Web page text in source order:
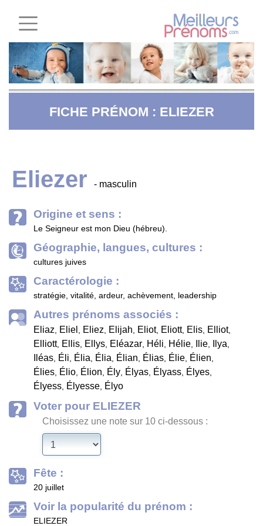
FICHE PRÉNOM : ELIEZER
Eliezer - masculin
Origine et sens :
Le Seigneur est mon Dieu (hébreu).
Géographie, langues, cultures :
cultures juives
Caractérologie :
stratégie, vitalité, ardeur, achèvement, leadership
Autres prénoms associés :
Eliaz, Eliel , Eliez, Elijah, Eliot, Eliott, Elis, Elliot,
Elliott, Ellis, Ellys, Eléazar, Héli, Hélie, Ilie, Ilya,
Iléas, Éli, Élia, Élia, Élian, Élias, Élie, Élien,
Élies, Élio, Élion, Ély, Élyas, Élyass, Élyes,
Élyess, Élyesse, Élyo
Voter pour ELIEZER
Choisissez une note sur 10 ci-dessous :
Fête :
20 juillet
Voir la popularité du prénom :
ELIEZER